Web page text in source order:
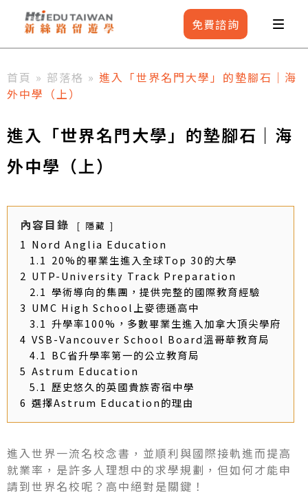
免費諮詢
首頁 » 部落格 » 進入「世界名門大學」的墊腳石｜海
外中學（上）
進入「世界名門大學」的墊腳石｜海
外中學（上）
內容目錄 隱藏
1 Nord Anglia Education
1.1 20%的畢業生進入全球Top 30的大學
2 UTP-University Track Preparation
2.1 學術導向的集團，提供完整的國際教育經驗
3 UMC High School上麥德遜高中
3.1 升學率100%，多數畢業生進入加拿大頂尖學府
4 VSB-Vancouver School Board溫哥華教育局
4.1 BC省升學率第一的公立教育局
5 Astrum Education
5.1 歷史悠久的英國貴族寄宿中學
6 選擇Astrum Education的理由
進入世界一流名校念書，並順利與國際接軌進而提高
就業率，是許多人理想中的求學規劃，但如何才能申
請到世界名校呢？高中絕對是關鍵！